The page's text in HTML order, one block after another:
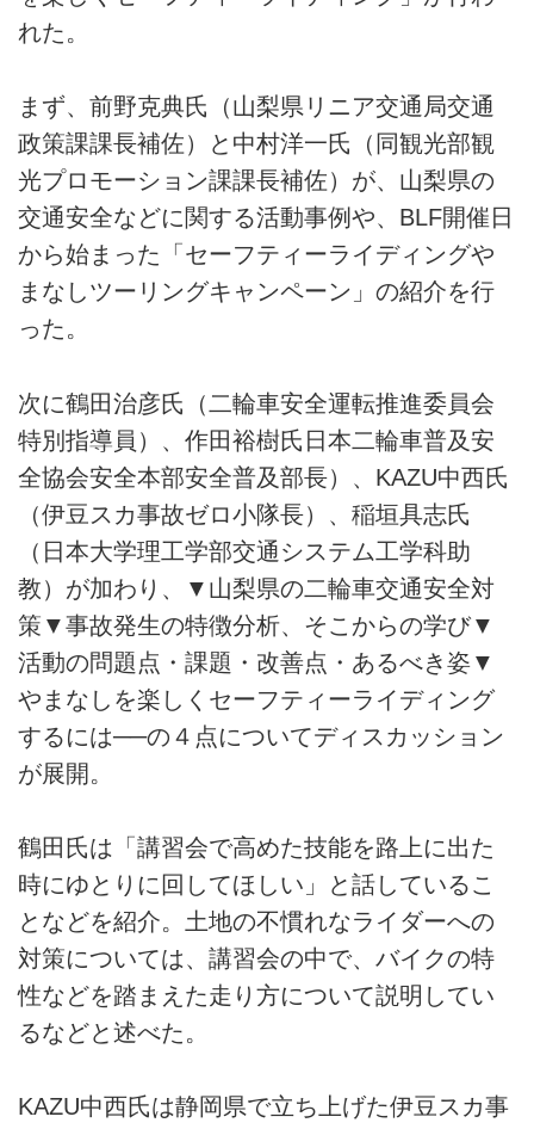
れた。
まず、前野克典氏（山梨県リニア交通局交通
政策課課長補佐）と中村洋一氏（同観光部観
光プロモーション課課長補佐）が、山梨県の
交通安全などに関する活動事例や、BLF開催日
から始まった「セーフティーライディングや
まなしツーリングキャンペーン」の紹介を行
った。
次に鶴田治彦氏（二輪車安全運転推進委員会
特別指導員）、作田裕樹氏日本二輪車普及安
全協会安全本部安全普及部長）、KAZU中西氏
（伊豆スカ事故ゼロ小隊長）、稲垣具志氏
（日本大学理工学部交通システム工学科助
教）が加わり、▼山梨県の二輪車交通安全対
策▼事故発生の特徴分析、そこからの学び▼
活動の問題点・課題・改善点・あるべき姿▼
やまなしを楽しくセーフティーライディング
するには──の４点についてディスカッション
が展開。
鶴田氏は「講習会で高めた技能を路上に出た
時にゆとりに回してほしい」と話しているこ
となどを紹介。土地の不慣れなライダーへの
対策については、講習会の中で、バイクの特
性などを踏まえた走り方について説明してい
るなどと述べた。
KAZU中西氏は静岡県で立ち上げた伊豆スカ事